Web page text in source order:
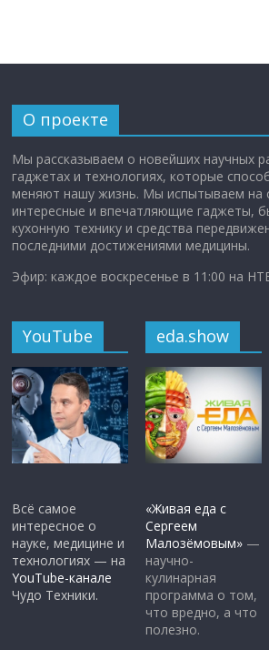
О проекте
Мы рассказываем о новейших научных
гаджетах и технологиях, которые
меняют нашу жизнь. Мы испытываем на
интересные и впечатляющие гаджеты,
кухонную технику и средства
последними достижениями медицины.
Эфир: каждое воскресенье в 11:00 на
YouTube
Всё самое
интересное о
науке, медицине и
технологиях — на
YouTube-канале
Чудо Техники.
eda.show
«Живая еда с
Сергеем
Малозёмовым» —
научно-
кулинарная
программа о том,
что вредно, а что
полезно.